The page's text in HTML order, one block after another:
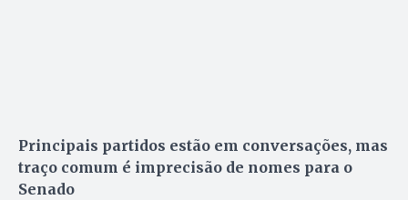
Principais partidos estão em conversações, mas
traço comum é imprecisão de nomes para o
Senado